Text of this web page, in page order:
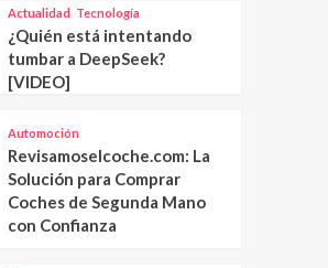
Actualidad Tecnología
¿Quién está intentando
tumbar a DeepSeek?
[VIDEO]
Automoción
Revisamoselcoche.com: La
Solución para Comprar
Coches de Segunda Mano
con Confianza